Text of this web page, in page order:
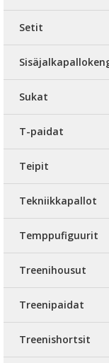
Setit
Sukat
T-paidat
Teipit
Tekniikkapallot
Temppufiguurit
Treenihousut
Treenipaidat
Treenishortsit